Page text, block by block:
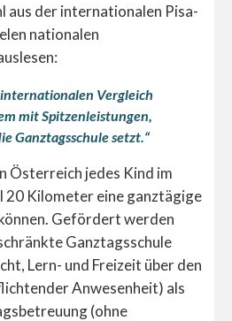
aus der internationalen Pisa-
nationalen
internationalen Vergleich
mit Spitzenleistungen,
Ganztagsschule setzt.“
Österreich jedes Kind im
20 Kilometer eine ganztägige
Gefördert werden
Ganztagsschule
Lern- und Freizeit über den
Anwesenheit) als
(ohne